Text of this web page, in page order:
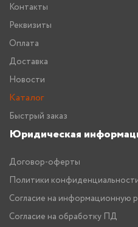
Контакты
Реквизиты
Оплата
Доставка
Новости
Каталог
Быстрый заказ
Юридическая
Договор-оферты
Политики
Согласие на информационную
Согласие на обработку ПД